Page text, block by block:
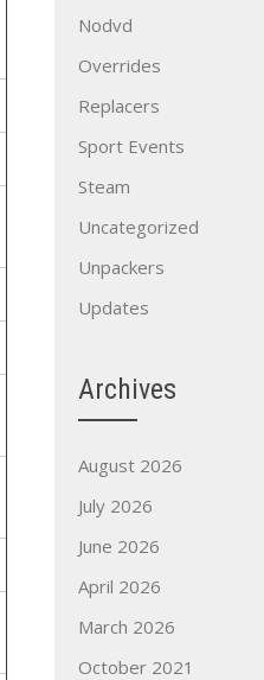
Nodvd
Overrides
Replacers
Sport Events
Steam
Uncategorized
Unpackers
Updates
Archives
August 2026
July 2026
June 2026
April 2026
March 2026
October 2021